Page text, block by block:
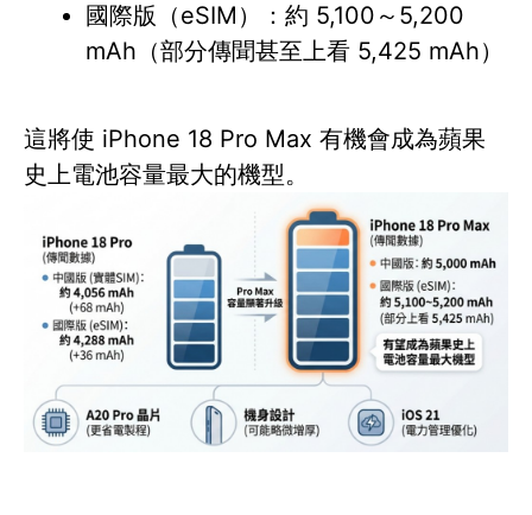
國際版（eSIM）：約 5,100～5,200
mAh（部分傳聞甚至上看 5,425 mAh）
這將使 iPhone 18 Pro Max 有機會成為蘋果
史上電池容量最大的機型。